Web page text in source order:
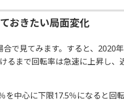
おきたい局面変化
で見てみます。すると、2020
るまで回転率は急速に上昇し、
中心に下限17.5％になると回